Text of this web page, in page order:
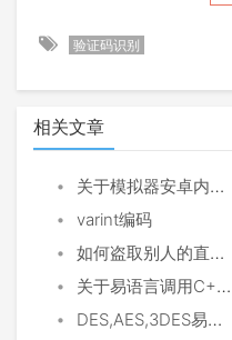
验证码识别
相关文章
• 关于模拟器安卓内存CESERVER读写构想
• varint编码
• 如何盗取别人的直解或二次解析
• 关于易语言调用C++DLL接口
• DES,AES,3DES易语言完美解密